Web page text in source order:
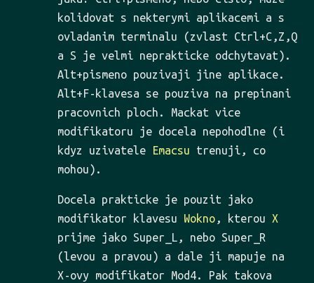
kolidovat s nekterymi aplikacemi a s
ovladanim terminalu (zvlast Ctrl+C,Z,Q
a S je velmi neprakticke odchytavat).
Alt+pismeno pouzivaji jine aplikace.
Alt+F-klavesa se pouziva na prepinani
pracovnich ploch. Mackat vice
modifikatoru je docela nepohodlne (i
kdyz uzivatele
Emacsu trenuji, co
mohou).
Docela prakticke je pouzit jako
modifikator klavesu Wokno , kterouX
prijme jako Super_L, nebo Super_R
(levou a pravou) a dale ji mapuje na
X-ovy modifikator Mod4. Pak takova